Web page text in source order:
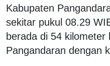
Kabupaten
sekitar pukul 08.29
berada di 54
Pangandaran dengan